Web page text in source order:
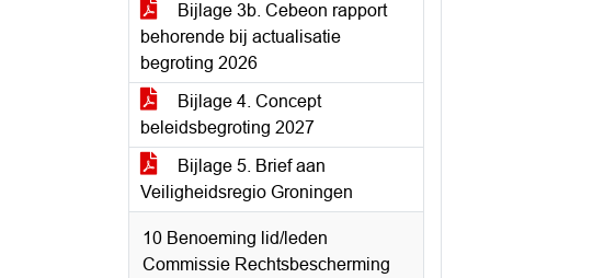
Bijlage 3b. Cebeon rapport
behorende bij actualisatie
begroting 2026
Bijlage 4. Concept
beleidsbegroting 2027
Bijlage 5. Brief aan
Veiligheidsregio Groningen
10 Benoeming lid/leden
Commissie Rechtsbescherming